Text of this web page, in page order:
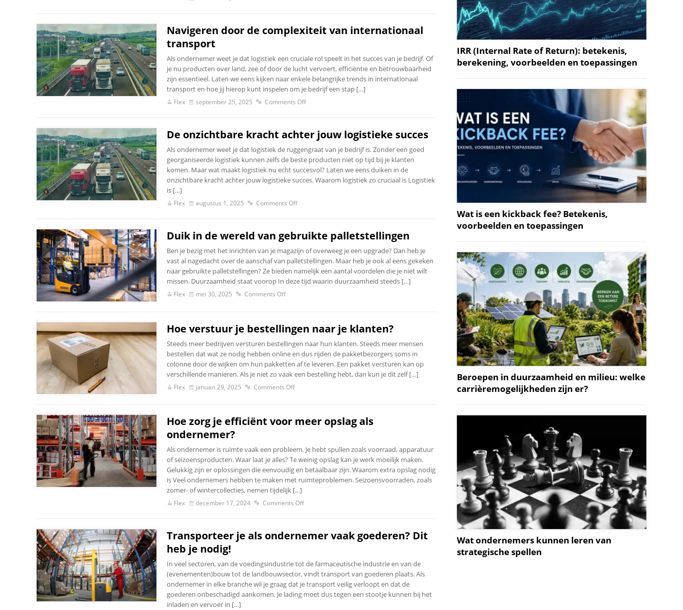
Navigeren door de complexiteit van internationaal
transport
Als ondernemer weet je dat logistiek een cruciale rol speelt in het succes van je bedrijf. Of
je nu producten over land, zee of door de lucht vervoert, efficiëntie en betrouwbaarheid
zijn essentieel. Laten we eens kijken naar enkele belangrijke trends in internationaal
transport en hoe jij hierop kunt inspelen om je bedrijf een stap […]
Flex september 25, 2025 Comments Off
De onzichtbare kracht achter jouw logistieke succes
Als ondernemer weet je dat logistiek de ruggengraat van je bedrijf is. Zonder een goed
georganiseerde logistiek kunnen zelfs de beste producten niet op tijd bij je klanten
komen. Maar wat maakt logistiek nu echt succesvol? Laten we eens duiken in de
onzichtbare kracht achter jouw logistieke succes. Waarom logistiek zo cruciaal is Logistiek
is […]
Flex augustus 1, 2025 Comments Off
Duik in de wereld van gebruikte palletstellingen
Ben je bezig met het inrichten van je magazijn of overweeg je een upgrade? Dan heb je
vast al nagedacht over de aanschaf van palletstellingen. Maar heb je ook al eens gekeken
naar gebruikte palletstellingen? Ze bieden namelijk een aantal voordelen die je niet wilt
missen. Duurzaamheid staat voorop In deze tijd waarin duurzaamheid steeds […]
Flex mei 30, 2025 Comments Off
Hoe verstuur je bestellingen naar je klanten?
Steeds meer bedrijven versturen bestellingen naar hun klanten. Steeds meer mensen
bestellen dat wat ze nodig hebben online en dus rijden de pakketbezorgers soms in
colonne door de wijken om hun pakketten af te leveren. Een pakket versturen kan op
verschillende manieren. Als je niet zo vaak een bestelling hebt, dan kun je dit zelf […]
Flex januari 29, 2025 Comments Off
Hoe zorg je efficiënt voor meer opslag als
ondernemer?
Als ondernemer is ruimte vaak een probleem. Je hebt spullen zoals voorraad, apparatuur
of seizoensproducten. Waar laat je alles? Te weinig opslag kan je werk moeilijk maken.
Gelukkig zijn er oplossingen die eenvoudig en betaalbaar zijn. Waarom extra opslag nodig
is Veel ondernemers hebben te maken met ruimteproblemen. Seizoensvoorraden, zoals
zomer- of wintercollecties, nemen tijdelijk […]
Flex december 17, 2024 Comments Off
Transporteer je als ondernemer vaak goederen? Dit
heb je nodig!
In veel sectoren, van de voedingsindustrie tot de farmaceutische industrie en van de
(evenementen)bouw tot de landbouwsector, vindt transport van goederen plaats. Als
ondernemer in elke branche wil je graag dat je transport veilig verloopt en dat de
goederen onbeschadigd aankomen. Je lading moet dus tegen een stootje kunnen bij het
inladen en vervoer in […]
IRR (Internal Rate of Return): betekenis,
berekening, voorbeelden en toepassingen
Wat is een kickback fee? Betekenis,
voorbeelden en toepassingen
Beroepen in duurzaamheid en milieu: welke
carrièremogelijkheden zijn er?
Wat ondernemers kunnen leren van
strategische spellen